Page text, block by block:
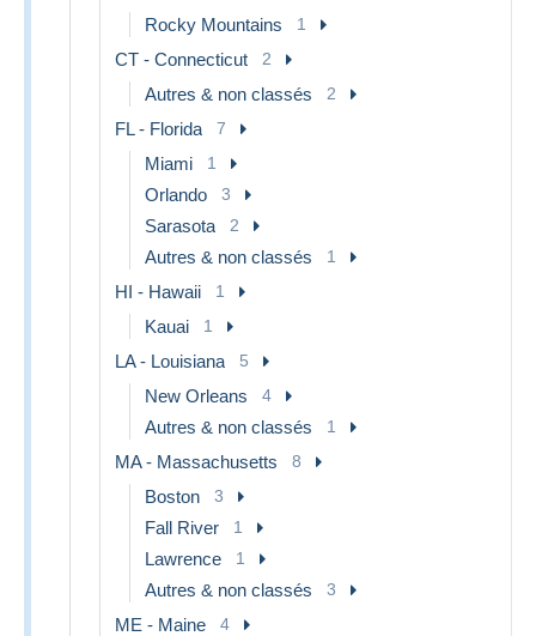
Rocky Mountains 1
CT - Connecticut 2
Autres & non classés 2
FL - Florida 7
Miami 1
Orlando 3
Sarasota 2
Autres & non classés 1
HI - Hawaii 1
Kauai 1
LA - Louisiana 5
New Orleans 4
Autres & non classés 1
MA - Massachusetts 8
Boston 3
Fall River 1
Lawrence 1
Autres & non classés 3
ME - Maine 4